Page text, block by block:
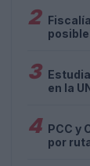
2
3
en la
4 PCC y
por